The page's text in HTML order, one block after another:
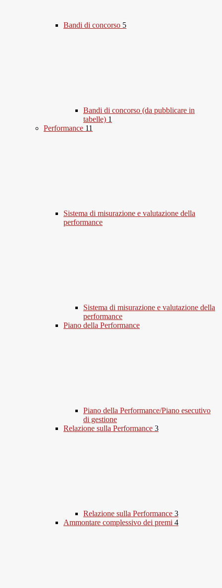
Bandi di concorso 5
Bandi di concorso (da pubblicare in
tabelle) 1
Performance 11
Sistema di misurazione e valutazione della
performance
Sistema di misurazione e valutazione della
performance
Piano della Performance
Piano della Performance/Piano esecutivo
di gestione
Relazione sulla Performance 3
Relazione sulla Performance 3
Ammontare complessivo dei premi 4